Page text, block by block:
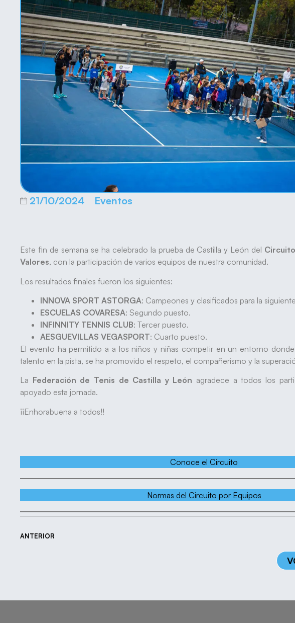
21/10/2024 Eventos
Este fin de semana se ha celebrado la prueba de Castilla y León del
Valores, con la participación de varios equipos de nuestra comunidad.
Los resultados finales fueron los siguientes:
INNOVA SPORT ASTORGA: Campeones y clasificados para la
ESCUELAS COVARESA: Segundo puesto.
INFINNITY TENNIS CLUB: Tercer puesto.
AESGUEVILLAS VEGASPORT: Cuarto puesto.
El evento ha permitido a a los niños y niñas competir en un entorno
talento en la pista, se ha promovido el respeto, el compañerismo y la
La Federación de Tenis de Castilla y León agradece a todos los
apoyado esta jornada.
¡¡Enhorabuena a todos!!
Conoce el Circuito
Normas del Circuito por Equipos
ANTERIOR